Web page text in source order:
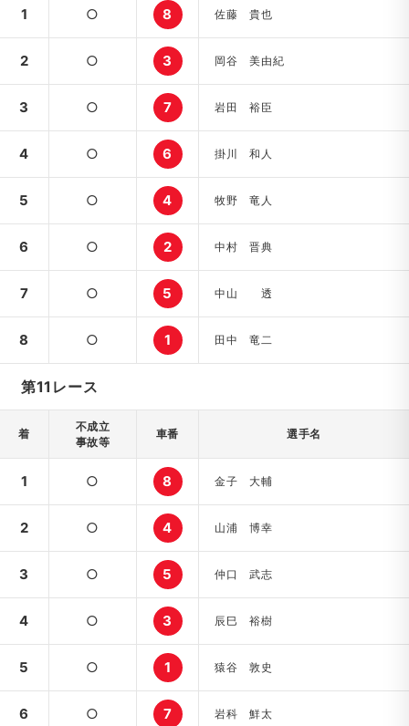
1 ○ 8 佐藤 貴也
2 ○ 3 岡谷 美由紀
3 ○ 7 岩田 裕臣
4 ○ 6 掛川 和人
5 ○ 4 牧野 竜人
6 ○ 2 中村 晋典
7 ○ 5 中山 透
8 ○ 1 田中 竜二
第11レース
着
不成立
事故等
車番 選手名
1 ○ 8 金子 大輔
2 ○ 4 山浦 博幸
3 ○ 5 仲口 武志
4 ○ 3 辰巳 裕樹
5 ○ 1 猿谷 敦史
6 ○ 7 岩科 鮮太